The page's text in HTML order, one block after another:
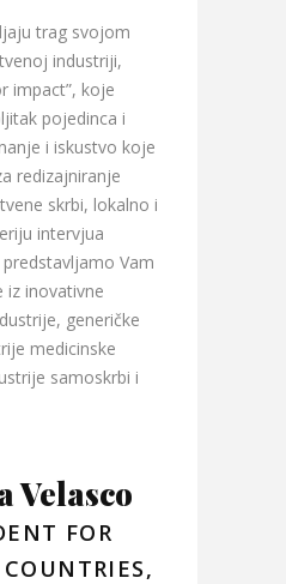
trag svojom
industriji,
impact”, koje
pojedinca i
i iskustvo koje
redizajniranje
skrbi, lokalno i
intervjua
predstavljamo Vam
iz inovativne
generičke
medicinske
samoskrbi i
Velasco
FOR